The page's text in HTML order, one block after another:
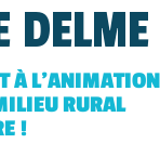
DELME
À L’ANIMATION
RURAL
!